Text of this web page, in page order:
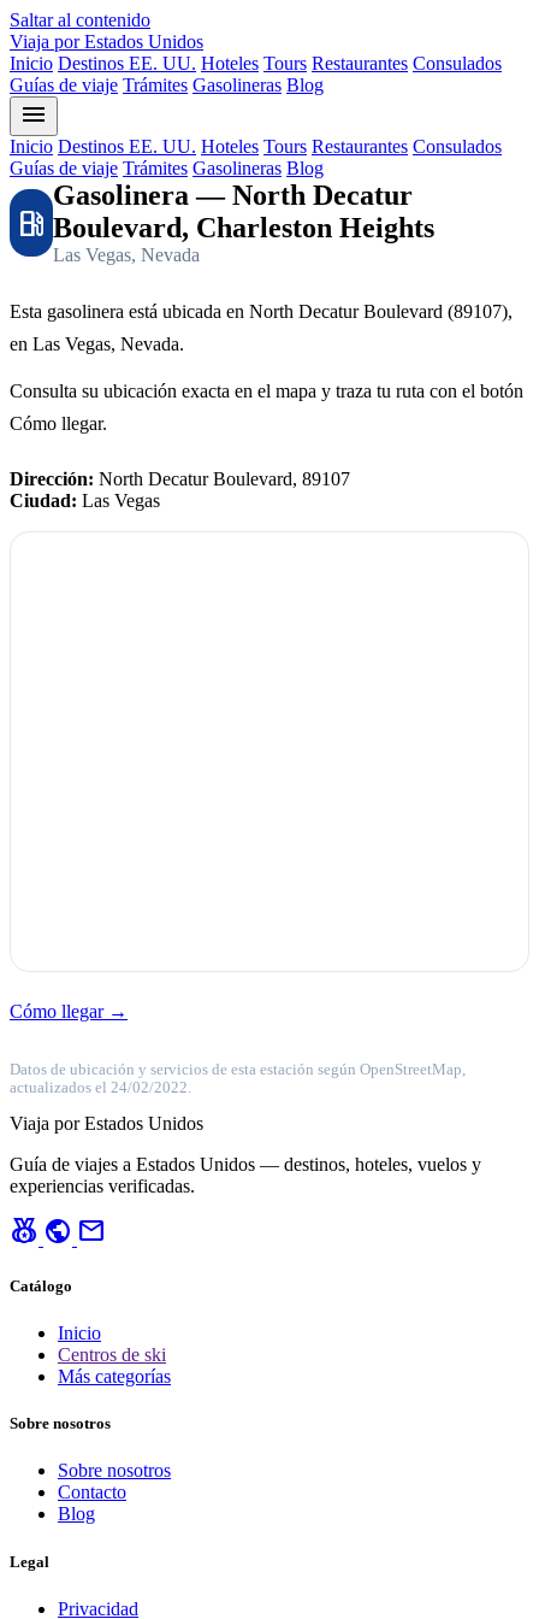
Saltar al contenido
Viaja por Estados Unidos
Inicio Destinos EE. UU. Hoteles Tours Restaurantes Consulados
Guías de viaje Trámites Gasolineras Blog
menu
Inicio Destinos EE. UU. Hoteles Tours Restaurantes Consulados
Guías de viaje Trámites Gasolineras Blog
local_gas_station
Gasolinera — North Decatur
Boulevard, Charleston Heights
Las Vegas, Nevada
Esta gasolinera está ubicada en North Decatur Boulevard (89107),
en Las Vegas, Nevada.
Consulta su ubicación exacta en el mapa y traza tu ruta con el botón
Cómo llegar.
Dirección: North Decatur Boulevard, 89107
Ciudad: Las Vegas
Cómo llegar →
Datos de ubicación y servicios de esta estación según OpenStreetMap,
actualizados el 24/02/2022.
Viaja por Estados Unidos
Guía de viajes a Estados Unidos — destinos, hoteles, vuelos y
experiencias verificadas.
social_leaderboard public mail
Catálogo
Inicio
Centros de ski
Más categorías
Sobre nosotros
Sobre nosotros
Contacto
Blog
Legal
Privacidad